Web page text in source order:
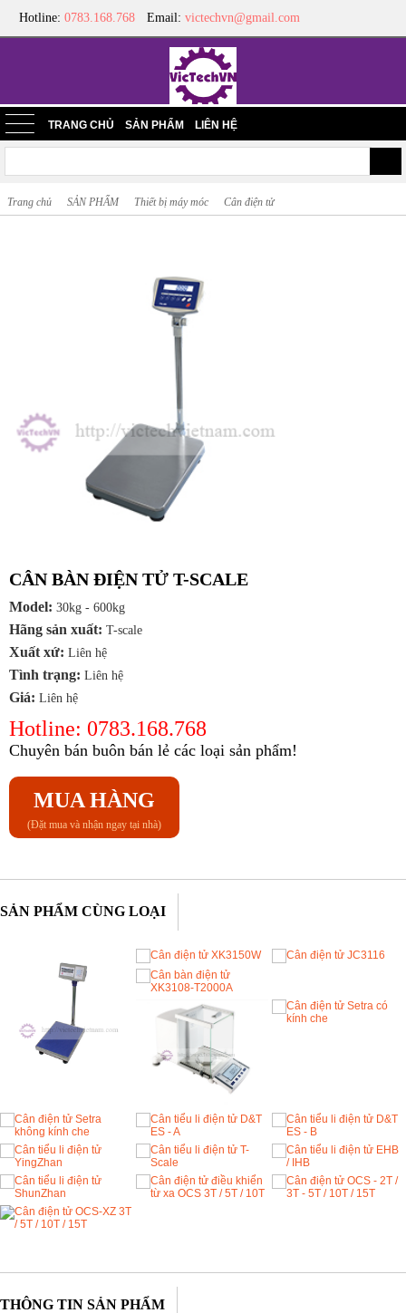
Hotline: 0783.168.768 Email: victechvn@gmail.com
TRANG CHỦ SẢN PHẨM LIÊN HỆ
Trang chủ SẢN PHẨM Thiết bị máy móc Cân điện tử
CÂN BÀN ĐIỆN TỬ T-SCALE
Model: 30kg - 600kg
Hãng sản xuất: T-scale
Xuất xứ: Liên hệ
Tình trạng: Liên hệ
Giá: Liên hệ
Hotline: 0783.168.768
Chuyên bán buôn bán lẻ các loại sản phẩm!
MUA HÀNG
(Đặt mua và nhận ngay tại nhà)
SẢN PHẨM CÙNG LOẠI
THÔNG TIN SẢN PHẨM